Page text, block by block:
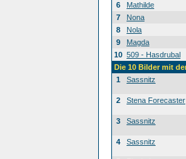
6
Mathilde
7
Nona
8
Nola
9
Magda
10 509 - Hasdrubal
Die 10 Bilder mit
1
Sassnitz
2 Stena Forecaster
3 Sassnitz
4 Sassnitz